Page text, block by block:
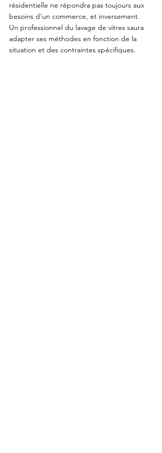
résidentielle ne répondra pas toujours aux
besoins d’un commerce, et inversement.
Un professionnel du lavage de vitres saura
adapter ses méthodes en fonction de la
situation et des contraintes spécifiques.